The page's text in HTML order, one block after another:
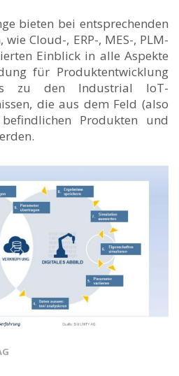
bieten bei entsprechenden
Cloud-, ERP-, MES-, PLM-
Einblick in alle Aspekte
für Produktentwicklung
zu den Industrial IoT-
die aus dem Feld (also
Produkten und